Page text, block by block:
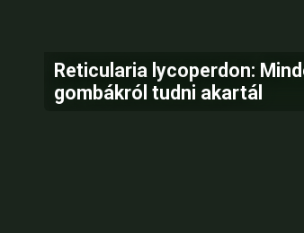
Reticularia lycoperdon:
gombákról tudni akartál